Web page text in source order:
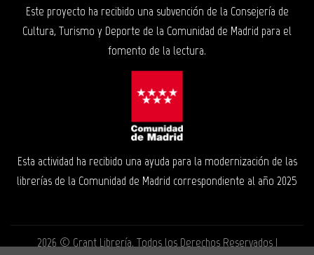
Este proyecto ha recibido una subvención de la Consejería de
Cultura, Turismo y Deporte de la Comunidad de Madrid para el
fomento de la lectura.
Esta actividad ha recibido una ayuda para la modernización de las
librerías de la Comunidad de Madrid correspondiente al año 2025
2026 ©Grant Librería. Todos los Derechos Reservados |